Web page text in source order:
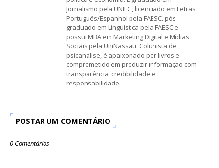
Jornalismo pela UNIFG, licenciado em Letras
Português/Espanhol pela FAESC, pós-
graduado em Linguística pela FAESC e
possui MBA em Marketing Digital e Mídias
Sociais pela UniNassau. Colunista de
psicanálise, é apaixonado por livros e
comprometido em produzir informação com
transparência, credibilidade e
responsabilidade.
POSTAR UM COMENTÁRIO
0 Comentários